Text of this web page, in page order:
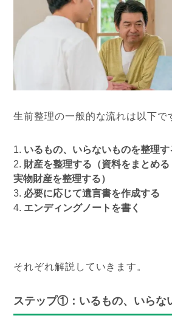
生前整理の一般的な流れは以下で
いるもの、いらないものを整理す
財産を整理する（資料をまとめる
実物財産を整理する）
必要に応じて遺言書を作成する
エンディングノートを書く
それぞれ解説していきます。
ステップ①：いるもの、いらな